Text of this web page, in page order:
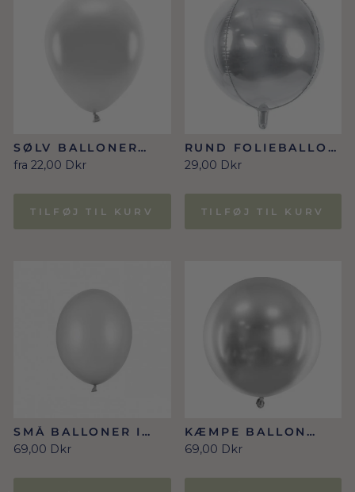
SØLV BALLONER
METALLIC 26 & 30
CM/ 10 STK.
fra 22,00 Dkr
TILFØJ TIL KURV
RUND FOLIEBALLON
I SØLV CA. 40 CM
29,00 Dkr
TILFØJ TIL KURV
SMÅ BALLONER I
METALLIC SØLV SNE
12 CM 100 STK.
69,00 Dkr
KÆMPE BALLON
GLOSSY SØLV 60CM
69,00 Dkr